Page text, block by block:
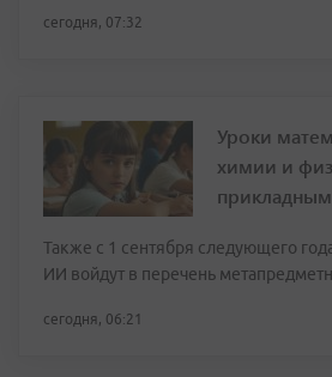
сегодня, 07:32
Уроки
химии и
Также с 1 сентября следующего
ИИ войдут в перечень
сегодня, 06:21